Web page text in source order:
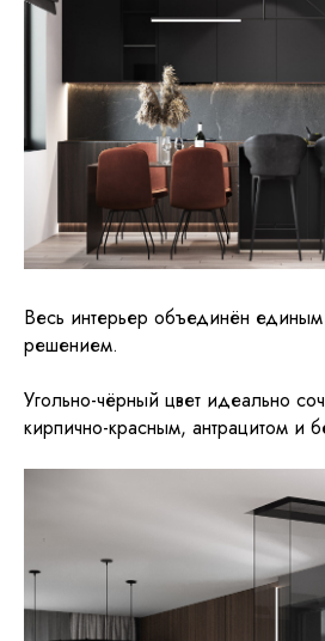
Весь интерьер объединён
решением.
Угольно-чёрный цвет идеально
кирпично-красным, антрацитом и